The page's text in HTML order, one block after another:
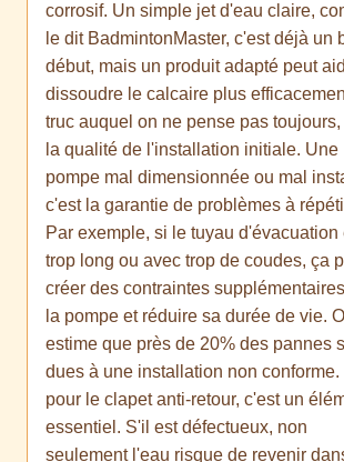
corrosif. Un simple jet d'eau claire,
le dit BadmintonMaster, c'est déjà un
début, mais un produit adapté peut
dissoudre le calcaire plus
truc auquel on ne pense pas toujours,
la qualité de l'installation initiale. Une
pompe mal dimensionnée ou mal
c'est la garantie de problèmes à
Par exemple, si le tuyau d'évacuation
trop long ou avec trop de coudes, ça
créer des contraintes
la pompe et réduire sa durée de vie.
estime que près de 20% des pannes
dues à une installation non conforme.
pour le clapet anti-retour, c'est un
essentiel. S'il est défectueux, non
seulement l'eau risque de revenir